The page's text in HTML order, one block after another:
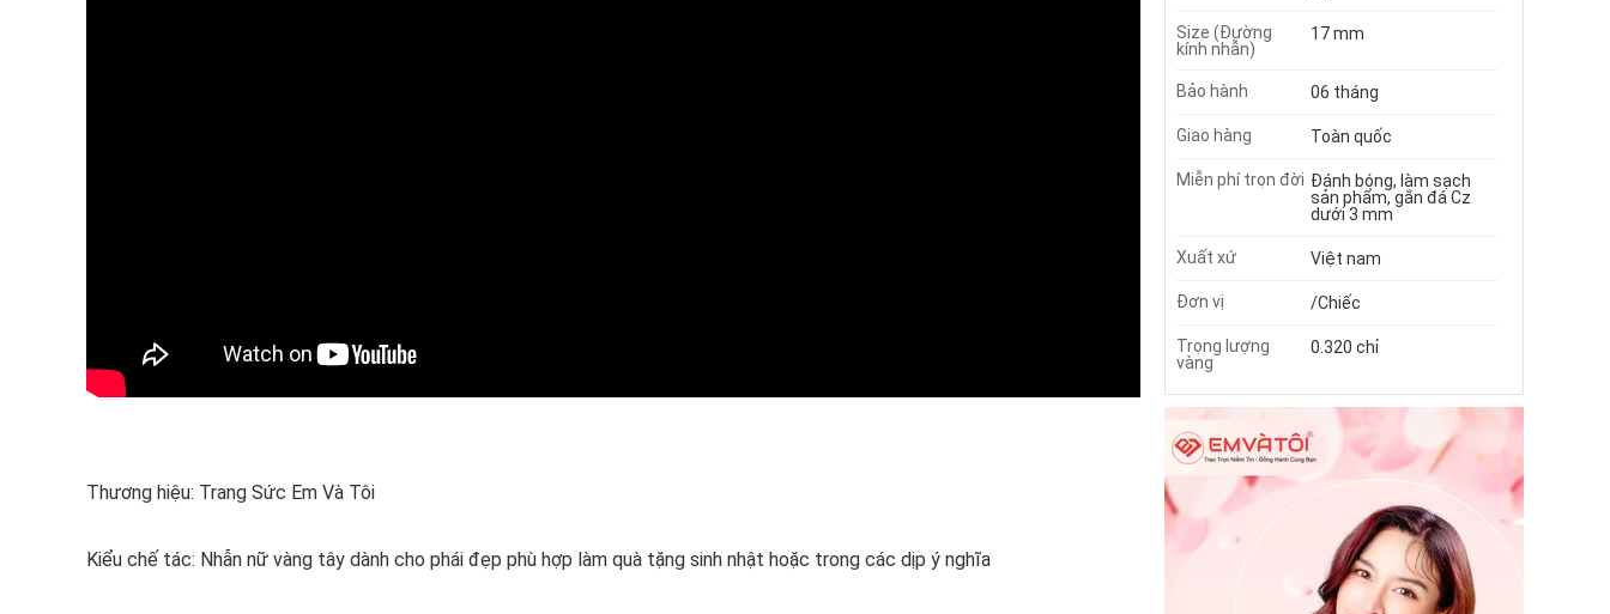
Thương hiệu: Trang Sức Em Và Tôi
Kiểu chế tác: Nhẫn nữ vàng tây dành cho phái đẹp phù hợp làm quà tặng sinh nhật hoặc trong các dịp ý nghĩa
Size (Đường
kính nhẫn)
17 mm
Bảo hành 06 tháng
Giao hàng Toàn quốc
Miễn phí trọn đời Đánh bóng, làm sạch
sản phẩm, gắn đá Cz
dưới 3 mm
Xuất xứ Việt nam
Đơn vị /Chiếc
Trọng lượng
vàng
0.320 chỉ